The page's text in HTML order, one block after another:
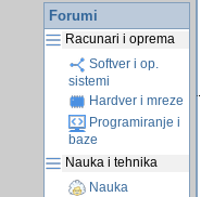
Forumi
Racunari i oprema
Softver i op.
sistemi
Hardver i mreze
Programiranje i
baze
Nauka i tehnika
Nauka